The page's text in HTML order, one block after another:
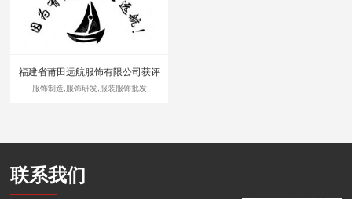
福建省莆田远航服饰有限公司获评
AAA级重质量守信用单位
服饰制造,服饰研发,服装服饰批发
联系我们